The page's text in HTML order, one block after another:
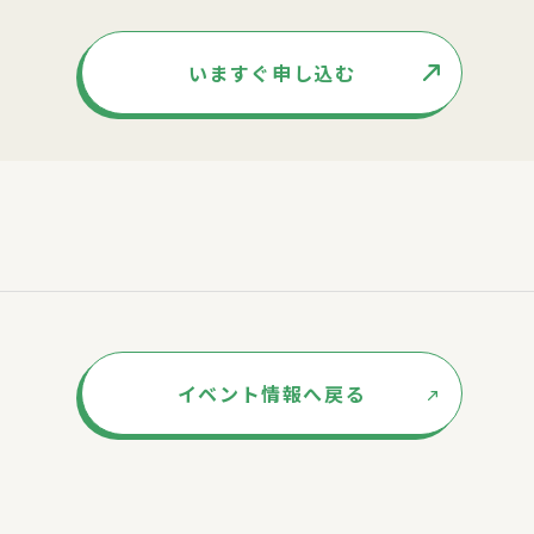
いますぐ申し込む
イベント情報へ戻る